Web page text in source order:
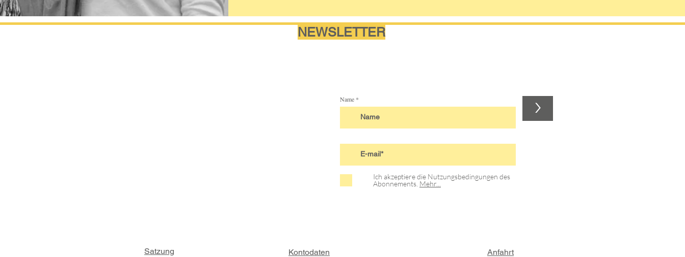
NEWSLETTER
Name >
Ich akzeptiere die Nutzungsbedingungen des
Abonnements. Mehr...
Satzung Kontodaten Anfahrt